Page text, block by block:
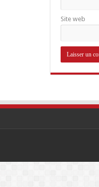
Site web